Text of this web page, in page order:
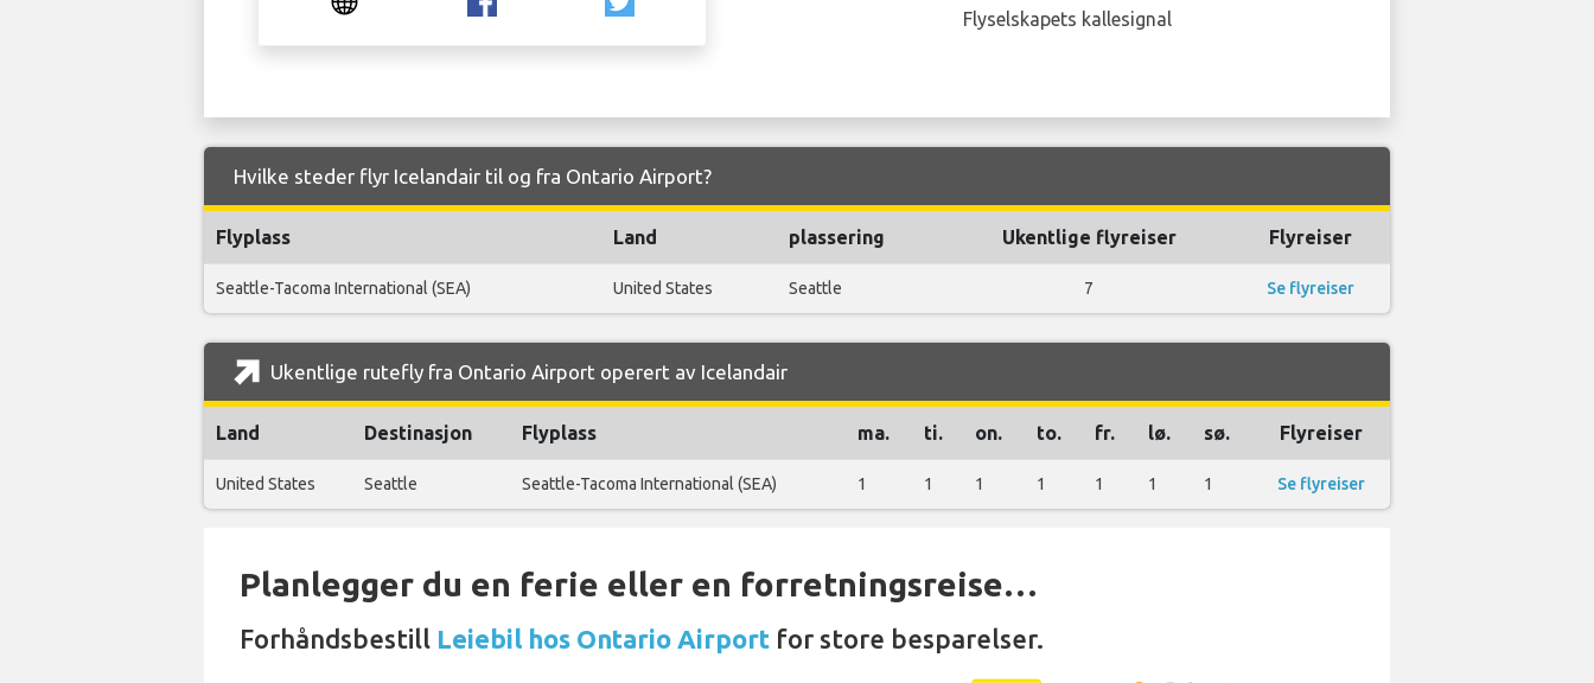
Flyselskapets kallesignal
Hvilke steder flyr Icelandair til og fra Ontario Airport?
Flyplass Land plassering Ukentlige flyreiser Flyreiser
Seattle-Tacoma International (SEA) United States Seattle 7 Se flyreiser
Ukentlige rutefly fra Ontario Airport operert av Icelandair
Land Destinasjon Flyplass ma. ti. on. to. fr. lø. sø. Flyreiser
United States Seattle Seattle-Tacoma International (SEA) 1 1 1 1 1 1 1 Se flyreiser
Planlegger du en ferie eller en forretningsreise…
Forhåndsbestill Leiebil hos Ontario Airport for store besparelser.